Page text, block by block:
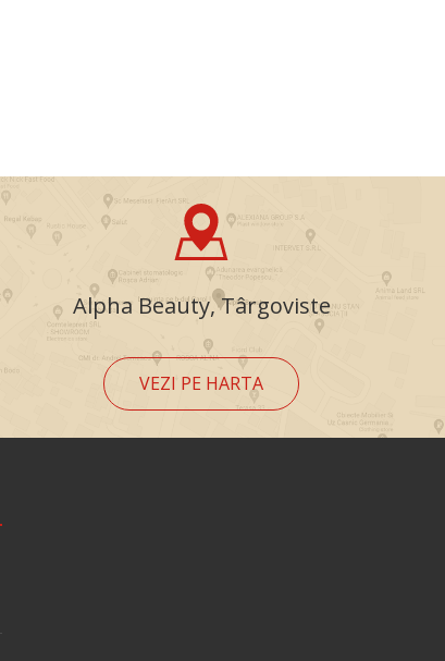
Alpha Beauty, Târgoviste
VEZI PE HARTA